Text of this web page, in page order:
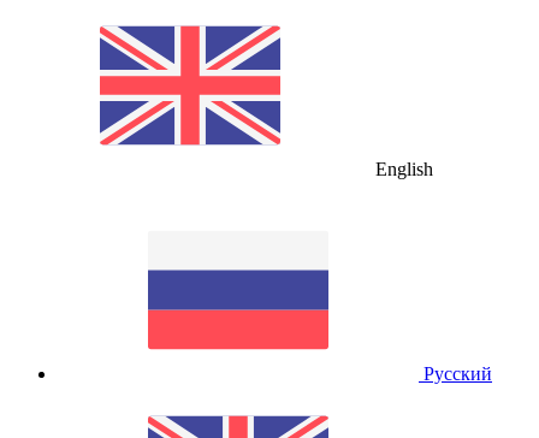
English
Русский